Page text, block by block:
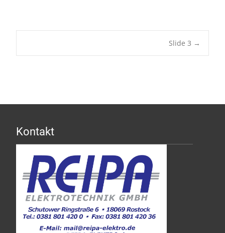
Post
Slide 3 →
Kontakt